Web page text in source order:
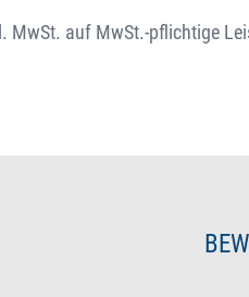
MwSt. auf MwSt.-pflichtige